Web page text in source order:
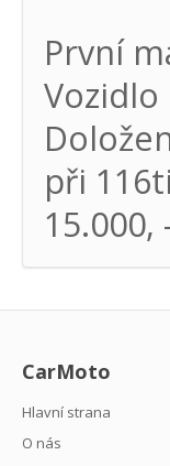
První
při
CarMoto
Hlavní strana
O nás